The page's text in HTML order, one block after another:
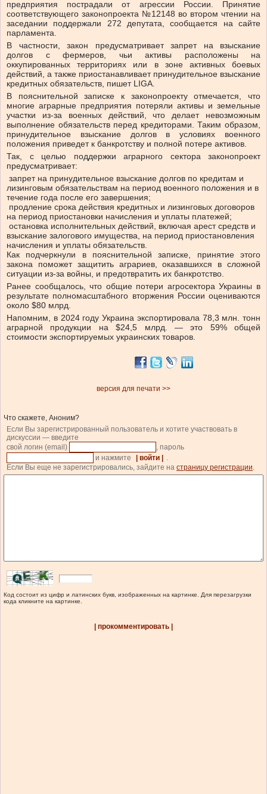
предприятия пострадали от агрессии России. Принятие
соответствующего законопроекта №12148 во втором чтении на
заседании поддержали 272 депутата, сообщается на сайте
парламента.
В частности, закон предусматривает запрет на взыскание
долгов с фермеров, чьи активы расположены на
оккупированных территориях или в зоне активных боевых
действий, а также приостанавливает принудительное взыскание
кредитных обязательств, пишет LIGA.
В пояснительной записке к законопроекту отмечается, что
многие аграрные предприятия потеряли активы и земельные
участки из-за военных действий, что делает невозможным
выполнение обязательств перед кредиторами. Таким образом,
принудительное взыскание долгов в условиях военного
положения приведет к банкротству и полной потере активов.
Так, с целью поддержки аграрного сектора законопроект
предусматривает:
запрет на принудительное взыскание долгов по кредитам и
лизинговым обязательствам на период военного положения и в
течение года после его завершения;
продление срока действия кредитных и лизинговых договоров
на период приостановки начисления и уплаты платежей;
остановка исполнительных действий, включая арест средств и
взыскание залогового имущества, на период приостановления
начисления и уплаты обязательств.
Как подчеркнули в пояснительной записке, принятие этого
закона поможет защитить аграриев, оказавшихся в сложной
ситуации из-за войны, и предотвратить их банкротство.
Ранее сообщалось, что общие потери агросектора Украины в
результате полномасштабного вторжения России оцениваются
около $80 млрд.
Напомним, в 2024 году Украина экспортировала 78,3 млн. тонн
аграрной продукции на $24,5 млрд. — это 59% общей
стоимости экспортируемых украинских товаров.
версия для печати >>
Что скажете, Аноним?
Если Вы зарегистрированный пользователь и хотите участвовать в
дискуссии — введите
свой логин (email)
, пароль
и нажмите
| войти |
.
Если Вы еще не зарегистрировались, зайдите на страницу регистрации.
Код состоит из цифр и латинских букв, изображенных на картинке. Для перезагрузки
кода кликните на картинке.
| прокомментировать |